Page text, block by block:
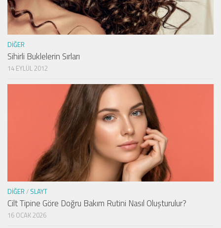
DIĞER
Sihirli Buklelerin Sırları
14 EYLÜL 2012
DIĞER / SLAYT
Cilt Tipine Göre Doğru Bakım Rutini Nasıl Oluşturulur?
16 OCAK 2026